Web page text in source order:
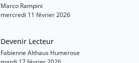
Marco Rampini
mercredi 11 février 2026
Devenir Lecteur
Fabienne Althaus Humerose